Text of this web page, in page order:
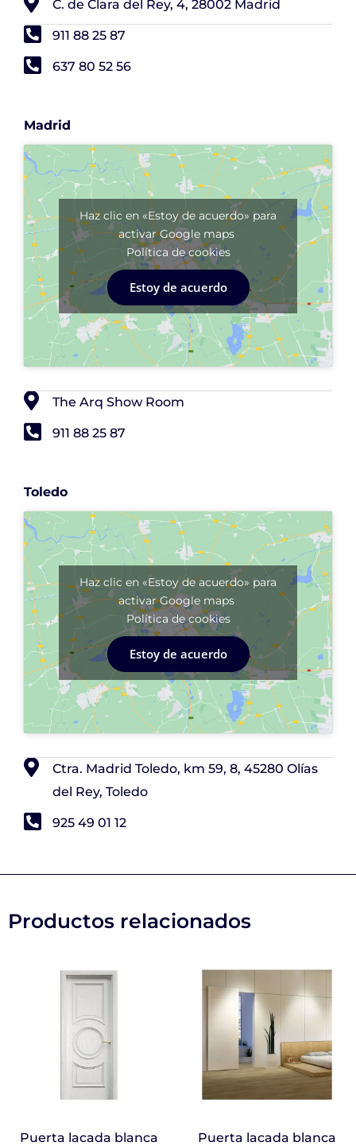
C. de Clara del Rey, 4, 28002 Madrid
911 88 25 87
637 80 52 56
Madrid
Haz clic en «Estoy de acuerdo» para
activar Google maps
Política de cookies
Estoy de acuerdo
The Arq Show Room
911 88 25 87
Toledo
Haz clic en «Estoy de acuerdo» para
activar Google maps
Política de cookies
Estoy de acuerdo
Ctra. Madrid Toledo, km 59, 8, 45280 Olías
del Rey, Toledo
925 49 01 12
Productos relacionados
Puerta lacada blanca
Puerta lacada blanca